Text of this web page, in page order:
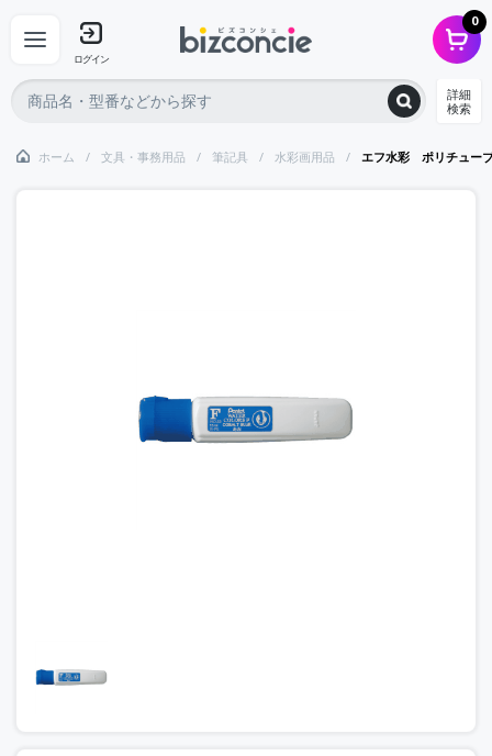
ログイン
0
詳細
検索
ホーム 文具・事務用品 筆記具 水彩画用品 エフ水彩 ポリチュー